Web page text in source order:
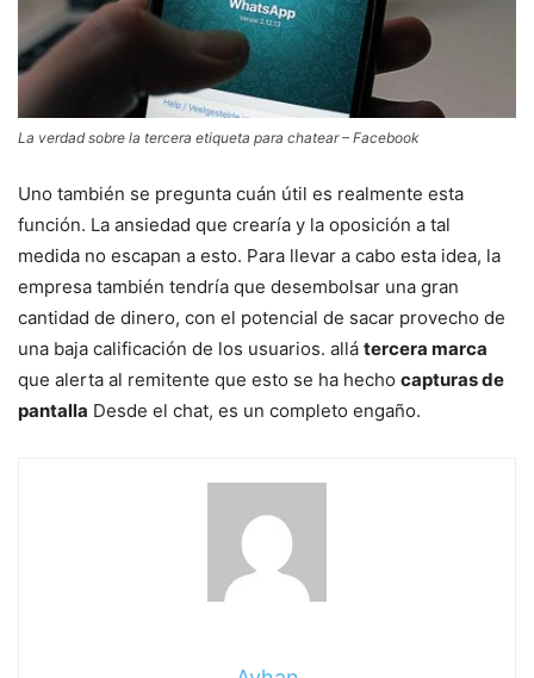
La verdad sobre la tercera etiqueta para chatear – Facebook
Uno también se pregunta cuán útil es realmente esta
función. La ansiedad que crearía y la oposición a tal
medida no escapan a esto. Para llevar a cabo esta idea, la
empresa también tendría que desembolsar una gran
cantidad de dinero, con el potencial de sacar provecho de
una baja calificación de los usuarios. allá tercera marca
que alerta al remitente que esto se ha hecho capturas de
pantalla Desde el chat, es un completo engaño.